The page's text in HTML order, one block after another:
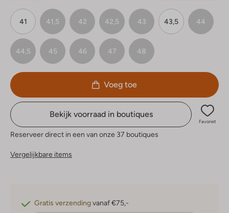
41 41,5 42 42,5 43 43,5 44
44,5 45 46 47 48
Voeg toe
Bekijk voorraad in boutiques
Favoriet
Reserveer direct in een van onze 37 boutiques
Vergelijkbare items
Gratis verzendingvanaf €75,-